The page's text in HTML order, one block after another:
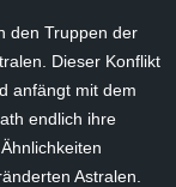
den Truppen der
Dieser Konflikt
anfängt mit dem
endlich ihre
Astralen.